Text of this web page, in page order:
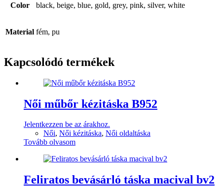
Color black, beige, blue, gold, grey, pink, silver, white
Material fém, pu
Kapcsolódó termékek
Női műbőr kézitáska B952
Jelentkezzen be az árakhoz.
Női, Női kézitáska, Női oldaltáska
Tovább olvasom
Feliratos bevásárló táska macival bv2